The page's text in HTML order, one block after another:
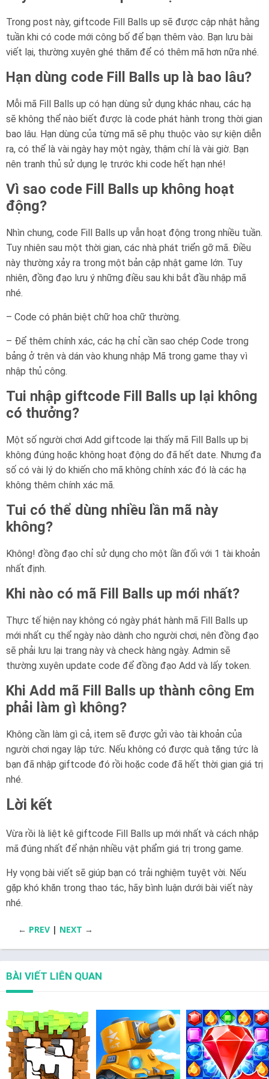
Trong post này, giftcode Fill Balls up sẽ được cập nhật hằng
tuần khi có code mới công bố để bạn thêm vào. Bạn lưu bài
viết lại, thường xuyên ghé thăm để có thêm mã hơn nữa nhé.
Hạn dùng code Fill Balls up là bao lâu?
Mỗi mã Fill Balls up có hạn dùng sử dụng khác nhau, các hạ
sẽ không thể nào biết được là code phát hành trong thời gian
bao lâu. Hạn dùng của từng mã sẽ phụ thuộc vào sự kiện diễn
ra, có thể là vài ngày hay một ngày, thậm chí là vài giờ. Bạn
nên tranh thủ sử dụng lẹ trước khi code hết hạn nhé!
Vì sao code Fill Balls up không hoạt
động?
Nhìn chung, code Fill Balls up vẫn hoạt động trong nhiều tuần.
Tuy nhiên sau một thời gian, các nhà phát triển gỡ mã. Điều
này thường xảy ra trong một bản cập nhật game lớn. Tuy
nhiên, đồng đạo lưu ý những điều sau khi bắt đầu nhập mã
nhé.
– Code có phân biệt chữ hoa chữ thường.
– Để thêm chính xác, các hạ chỉ cần sao chép Code trong
bảng ở trên và dán vào khung nhập Mã trong game thay vì
nhập thủ công.
Tui nhập giftcode Fill Balls up lại không
có thưởng?
Một số người chơi Add giftcode lại thấy mã Fill Balls up bị
không đúng hoặc không hoạt động do đã hết date. Nhưng đa
số có vài lý do khiến cho mã không chính xác đó là các hạ
không thêm chính xác mã.
Tui có thể dùng nhiều lần mã này
không?
Không! đồng đạo chỉ sử dụng cho một lần đối với 1 tài khoản
nhất định.
Khi nào có mã Fill Balls up mới nhất?
Thực tế hiện nay không có ngày phát hành mã Fill Balls up
mới nhất cụ thể ngày nào dành cho người chơi, nên đồng đạo
sẽ phải lưu lại trang này và check hàng ngày. Admin sẽ
thường xuyên update code để đồng đạo Add và lấy token.
Khi Add mã Fill Balls up thành công Em
phải làm gì không?
Không cần làm gì cả, item sẽ được gửi vào tài khoản của
người chơi ngay lập tức. Nếu không có được quà tặng tức là
bạn đã nhập giftcode đó rồi hoặc code đã hết thời gian giá trị
nhé.
Lời kết
Vừa rồi là liệt kê giftcode Fill Balls up mới nhất và cách nhập
mã đúng nhất để nhận nhiều vật phẩm giá trị trong game.
Hy vọng bài viết sẽ giúp bạn có trải nghiệm tuyệt vời. Nếu
gặp khó khăn trong thao tác, hãy bình luận dưới bài viết này
nhé.
← PREV | NEXT →
BÀI VIẾT LIÊN QUAN